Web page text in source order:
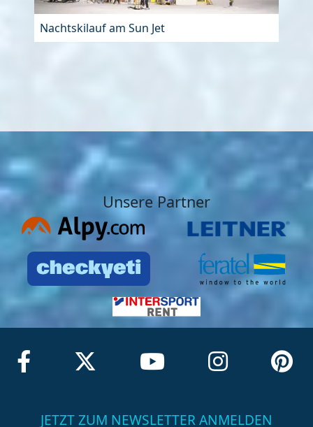
Nachtskilauf am Sun Jet
Unsere Partner
JETZT ZUM NEWSLETTER ANMELDEN